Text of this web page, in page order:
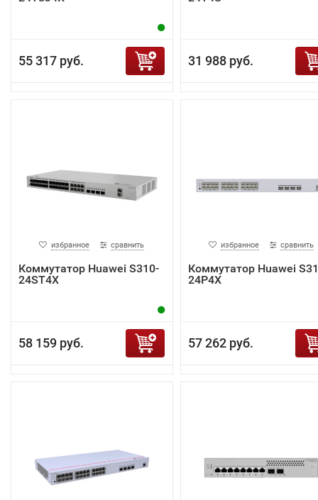
55 317 руб. 31 988 руб.
избранное сравнить
Коммутатор Huawei S310-
24ST4X
58 159 руб.
избранное сравнить
Коммутатор Huawei
24P4X
57 262 руб.